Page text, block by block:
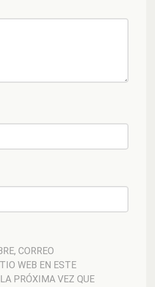
CORREO
WEB EN ESTE
PRÓXIMA VEZ QUE